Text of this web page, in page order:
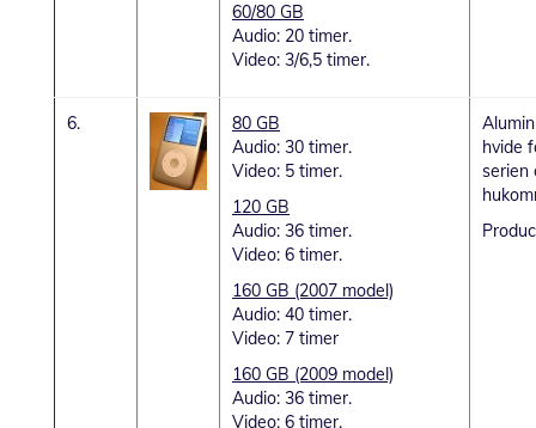
60/80 GB
Audio: 20 timer.
Video: 3/6,5 timer.
6.
80 GB
Audio: 30 timer.
Video: 5 timer.
120 GB
Audio: 36 timer.
Video: 6 timer.
160 GB (2007 model)
Audio: 40 timer.
Video: 7 timer
160 GB (2009 model)
Audio: 36 timer.
Video: 6 timer.
hvide
serien